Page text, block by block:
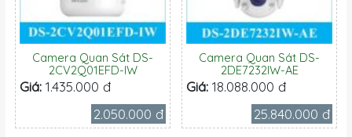
Camera Quan Sát DS-
2CV2Q01EFD-IW
Giá: 1.435.000 đ
2.050.000 đ
Camera Quan Sát DS-
2DE7232IW-AE
Giá: 18.088.000 đ
25.840.000 đ